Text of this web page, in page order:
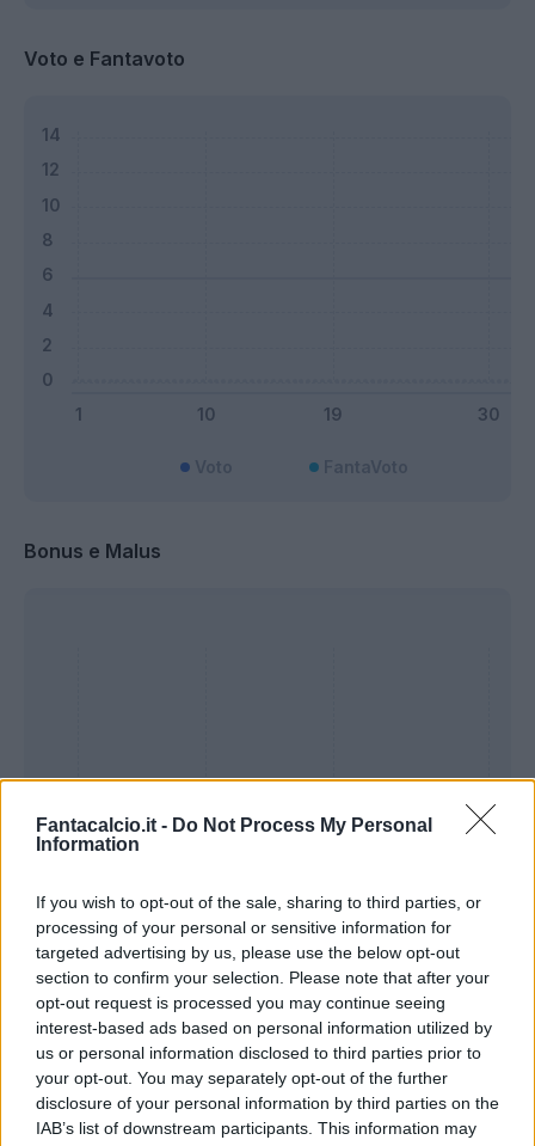
Fantacalcio.it - Do Not Process My Personal
Information
If you wish to opt-out of the sale, sharing to third parties, or
processing of your personal or sensitive information for
targeted advertising by us, please use the below opt-out
section to confirm your selection. Please note that after your
opt-out request is processed you may continue seeing
interest-based ads based on personal information utilized by
us or personal information disclosed to third parties prior to
your opt-out. You may separately opt-out of the further
disclosure of your personal information by third parties on the
IAB’s list of downstream participants. This information may
Voto e Fantavoto
Bonus e Malus
Bonus Malus
Presenze a
voto